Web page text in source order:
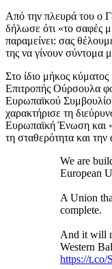
Από την πλευρά του ο
δήλωσε ότι «το σαφές
παραμείνει: σας
της να γίνουν σύντομα
Στο ίδιο μήκος
Επιτροπής Ούρσουλα
Ευρωπαϊκού
χαρακτήρισε τη
Ευρωπαϊκή Ένωση και
τη σταθερότητα και την
We are
European
A Union
complete.
And it will
Western
https://